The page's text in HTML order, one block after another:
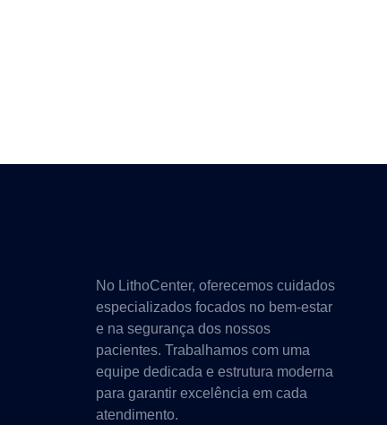
No LithoCenter, oferecemos cuidados
especializados focados no bem-estar
e na segurança dos nossos
pacientes. Trabalhamos com uma
equipe dedicada e estrutura moderna
para garantir excelência em cada
atendimento.